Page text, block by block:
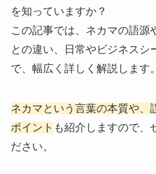
を知っていますか？
この記事では、ネカマの語源
との違い、日常やビジネスシ
で、幅広く詳しく解説します。
ネカマという言葉の本質や、
ポイント も紹介しますので、
ださい。